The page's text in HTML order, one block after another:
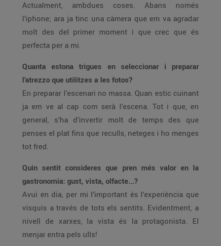
Actualment, ambdues coses. Abans només
l’iphone; ara ja tinc una càmera que em va agradar
molt des del primer moment i que crec que és
perfecta per a mi.
Quanta estona trigues en seleccionar i preparar
l’atrezzo que utilitzes a les fotos?
En preparar l’escenari no massa. Quan estic cuinant
ja em ve al cap com serà l’escena. Tot i que, en
general, s’ha d’invertir molt de temps des que
penses el plat fins que reculls, neteges i ho menges
tot fred.
Quin sentit consideres que pren més valor en la
gastronomia: gust, vista, olfacte...?
Avui en dia, per mi l’important és l’experiència que
visquis a través de tots els sentits. Evidentment, a
nivell de xarxes, la vista és la protagonista. El
menjar entra pels ulls!